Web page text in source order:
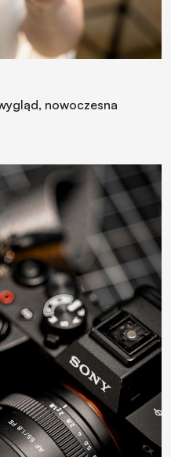
nowoczesna